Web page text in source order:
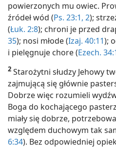
powierzonych mu owiec.
źródeł wód (Ps. 23:1, 2);
(Łuk. 2:8); chroni je przed
35); nosi młode (Izaj. 40:11);
i pielęgnuje chore (Ezech.
2 Starożytni słudzy Jehowy
zajmującą się głównie
Dobrze więc rozumieli
Boga do kochającego
miały się dobrze,
względem duchowym tak
6:34). Bez odpowiedniej